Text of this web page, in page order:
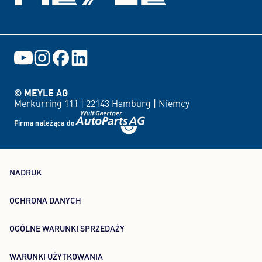
© MEYLE AG
Merkurring 111 | 22143 Hamburg | Niemcy
Firma należąca do
NADRUK
OCHRONA DANYCH
OGÓLNE WARUNKI SPRZEDAŻY
WARUNKI UŻYTKOWANIA